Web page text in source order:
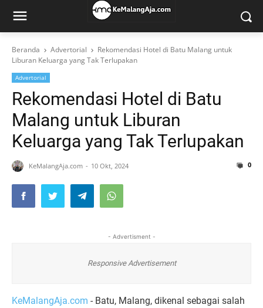
Beranda Advertorial
Rekomendasi Hotel di Batu Malang untuk
Liburan Keluarga yang Tak Terlupakan
Advertorial
Rekomendasi Hotel di Batu
Malang untuk Liburan
Keluarga yang Tak Terlupakan
KeMalangAja.com 10 Okt, 2024 0
- Advertisment -
Responsive Advertisement
KeMalangAja.com - Batu, Malang, dikenal sebagai salah